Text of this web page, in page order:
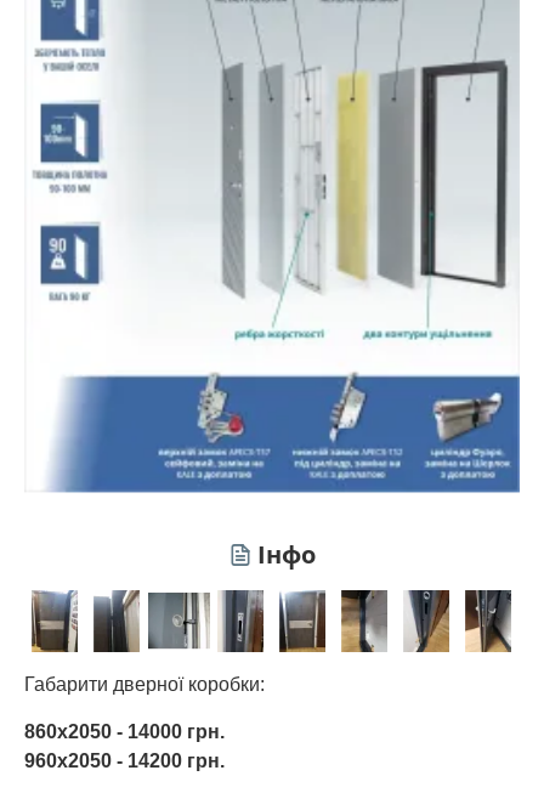
Інфо
Габарити дверної коробки:
860х2050 - 14000 грн.
960х2050 - 14200 грн.